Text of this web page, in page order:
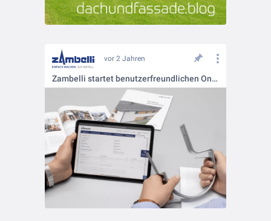
vor 2 Jahren
Zambelli startet benutzerfreundlichen Online-Konfigurator für Rinnenhaken-Set